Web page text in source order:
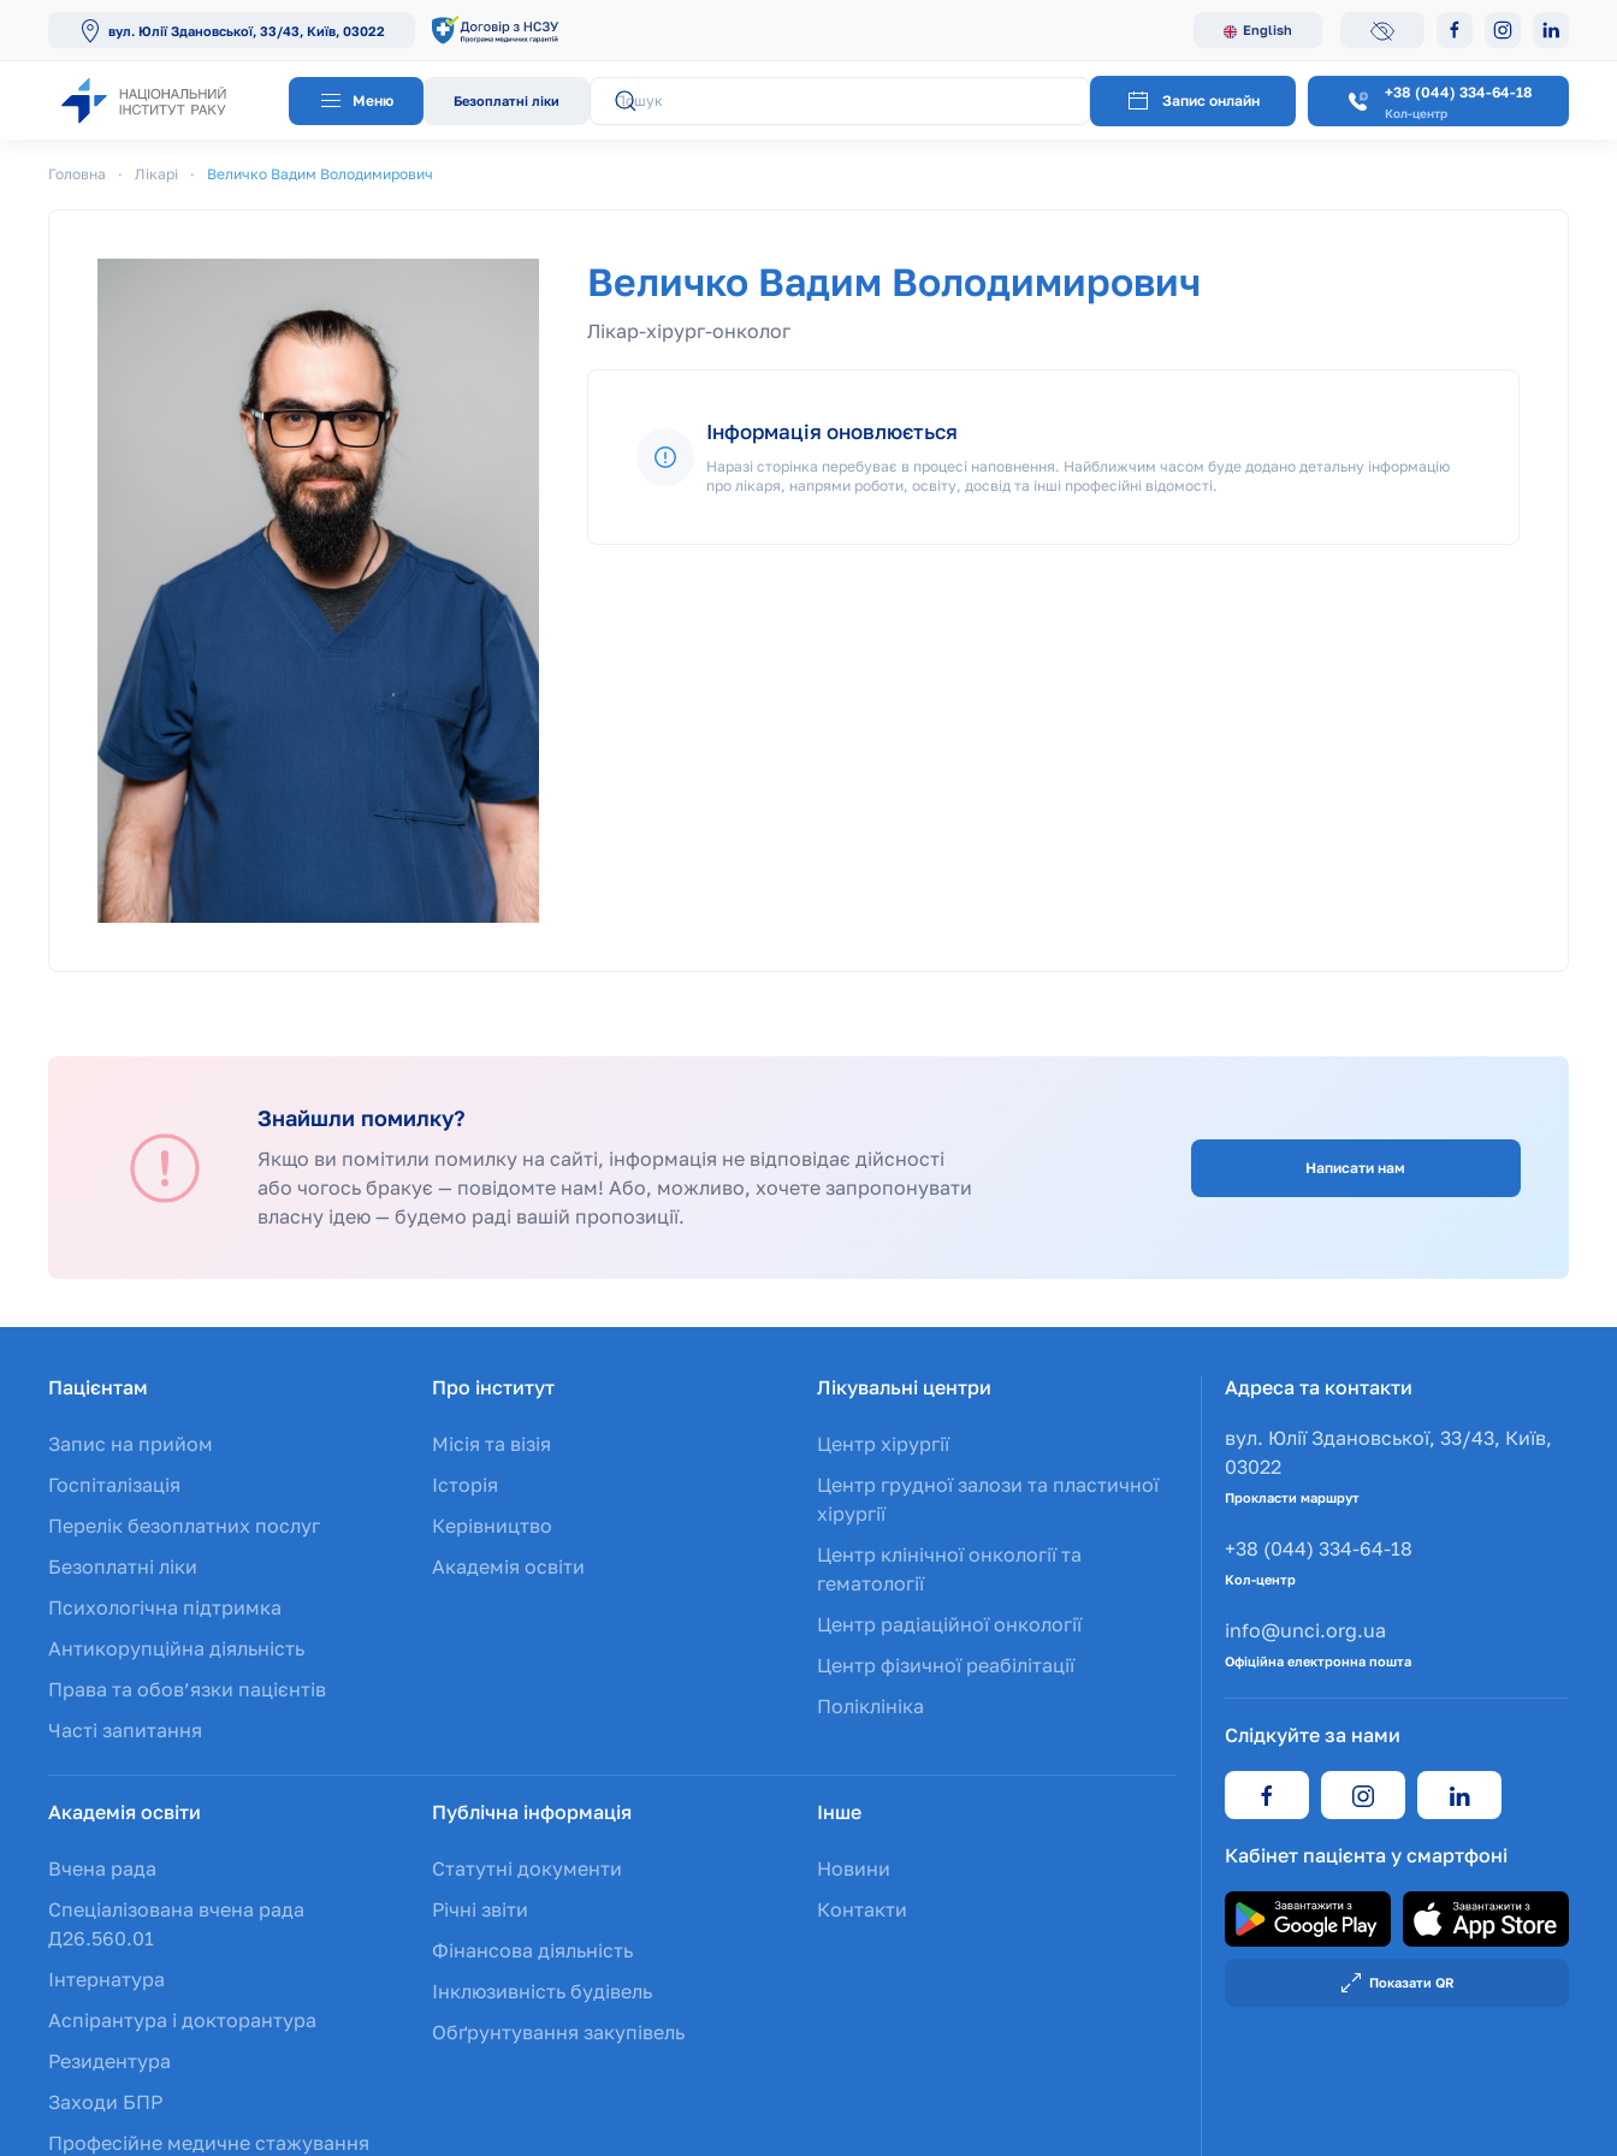
вул. Юлії Здановської, 33/43, Київ, 03022 English
Меню Безоплатні ліки Запис онлайн +38 (044) 334-64-18
Кол-центр
Головна Лікарі Величко Вадим Володимирович
Величко Вадим Володимирович
Лікар-хірург-онколог
Інформація оновлюється
Наразі сторінка перебуває в процесі наповнення. Найближчим часом буде додано детальну інформацію
про лікаря, напрями роботи, освіту, досвід та інші професійні відомості.
Знайшли помилку?
Якщо ви помітили помилку на сайті, інформація не відповідає дійсності
або чогось бракує — повідомте нам! Або, можливо, хочете запропонувати
власну ідею — будемо раді вашій пропозиції.
Написати нам
Пацієнтам
Запис на прийом
Госпіталізація
Перелік безоплатних послуг
Безоплатні ліки
Психологічна підтримка
Антикорупційна діяльність
Права та обов’язки пацієнтів
Часті запитання
Про інститут
Місія та візія
Історія
Керівництво
Академія освіти
Лікувальні центри
Центр хірургії
Центр грудної залози та пластичної
хірургії
Центр клінічної онкології та
гематології
Центр радіаційної онкології
Центр фізичної реабілітації
Поліклініка
Академія освіти
Вчена рада
Спеціалізована вчена рада
Д26.560.01
Інтернатура
Аспірантура і докторантура
Резидентура
Заходи БПР
Професійне медичне стажування
Публічна інформація
Статутні документи
Річні звіти
Фінансова діяльність
Інклюзивність будівель
Обґрунтування закупівель
Інше
Новини
Контакти
Адреса та контакти
вул. Юлії Здановської, 33/43, Київ,
03022
Прокласти маршрут
+38 (044) 334-64-18
Кол-центр
info@unci.org.ua
Офіційна електронна пошта
Слідкуйте за нами
Кабінет пацієнта у смартфоні
Показати QR